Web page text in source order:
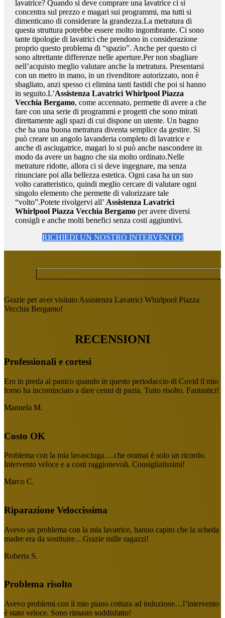
lavatrice? Quando si deve comprare una lavatrice ci si
concentra sul prezzo e magari sui programmi, ma tutti si
dimenticano di considerare la grandezza.La metratura di
questa struttura potrebbe essere molto ingombrante. Ci sono
tante tipologie di lavatrici che prendono in considerazione
proprio questo problema di “spazio”. Anche per questo ci
sono altrettante differenze nelle aperture.Per non sbagliare
nell’acquisto meglio valutare anche la metratura. Presentarsi
con un metro in mano, in un rivenditore autorizzato, non è
sbagliato, anzi spesso ci elimina tanti fastidi che poi si hanno
in seguito.L’Assistenza Lavatrici Whirlpool Piazza
Vecchia Bergamo, come accennato, permette di avere a che
fare con una serie di programmi e progetti che sono mirati
direttamente agli spazi di cui dispone un utente. Un bagno
che ha una buona metratura diventa semplice da gestire. Si
può creare un angolo lavanderia completo di lavatrice e
anche di asciugatrice, magari lo si può anche nascondere in
modo da avere un bagno che sia molto ordinato.Nelle
metrature ridotte, allora ci si deve ingegnare, ma senza
rinunciare poi alla bellezza estetica. Ogni casa ha un suo
volto caratteristico, quindi meglio cercare di valutare ogni
singolo elemento che permette di valorizzare tale
“volto”.Potete rivolgervi all’ Assistenza Lavatrici
Whirlpool Piazza Vecchia Bergamoper avere diversi
consigli e anche molti benefici senza costi aggiuntivi.
RICHIEDI UN NOSTRO INTERVENTO!
Grazie per aver visitato Assistenza Lavatrici Whirlpool Piazza
Vecchia Bergamo!
RECENSIONI
Professionali e cortesi
Ero in preda al panico quando in questo periodaccio di Covid il mio
forno ha incominciato a dare cenni di pazia. Tutto risolto. Fantastici!
Manuela M.
Costo OK
Problema con la mia lavasciuga….che oramai è solo un ricordo.
Intervento veloce e a costi raggionevoli. Consigliatissimi!
Marco C.
Riparazione Veloccissima
Avevo un problema con la mia lavatrice, hanno capito che la scheda
madre era da sostituire…Grazie mille ragazzi!
Roberta S.
Problema risolto
Avevo problemi con il mio piano cottura ad induzione…l’intervento
è stato veloce. Sono rimasto soddisfatto!